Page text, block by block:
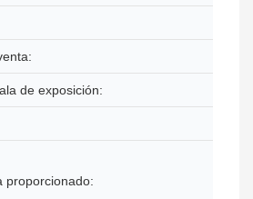
de exposición:
proporcionado: